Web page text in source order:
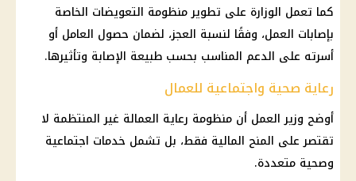
كما تعمل الوزارة على تطوير منظومة التعويضات الخاصة
بإصابات العمل، وفقًا لنسبة العجز، لضمان حصول العامل أو
أسرته على الدعم المناسب بحسب طبيعة الإصابة وتأثيرها.
رعاية صحية واجتماعية للعمال
أوضح وزير العمل أن منظومة رعاية العمالة غير المنتظمة لا
تقتصر على المنح المالية فقط، بل تشمل خدمات اجتماعية
وصحية متعددة.